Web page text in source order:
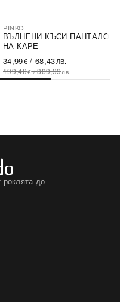
-82% SALE
PINKO
ВЪЛНЕНИ КЪСИ
НА КАРЕ
34,99€/ 68,43ЛВ.
199,40€/389,99лв.
до